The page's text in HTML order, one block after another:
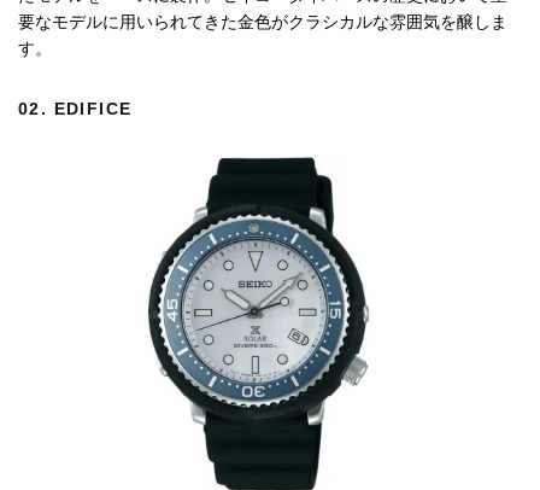
要なモデルに用いられてきた金色がクラシカルな雰囲気を醸しま
す。
02. EDIFICE